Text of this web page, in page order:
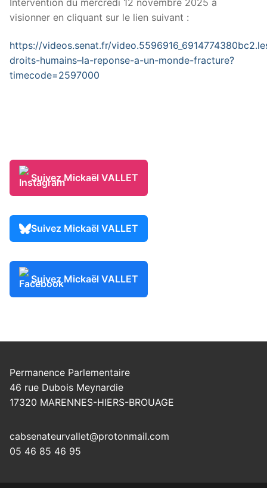
visionner en cliquant sur le lien suivant :
https://videos.senat.fr/
droits-humains–la-reponse-a-un-monde-fracture?
timecode=2597000
Suivez Mickaël VALLET
Suivez Mickaël VALLET
Suivez Mickaël VALLET
Permanence Parlementaire
46 rue Dubois Meynardie
17320 MARENNES-HIERS-BROUAGE
cabsenateurvallet@protonmail.com
05 46 85 46 95